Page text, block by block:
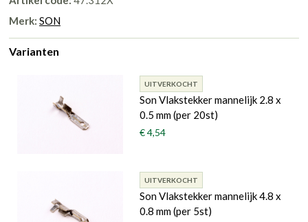
Merk: SON
Varianten
UITVERKOCHT
Son Vlakstekker mannelijk 2.8 x
0.5 mm (per 20st)
€ 4,54
UITVERKOCHT
Son Vlakstekker mannelijk 4.8 x
0.8 mm (per 5st)